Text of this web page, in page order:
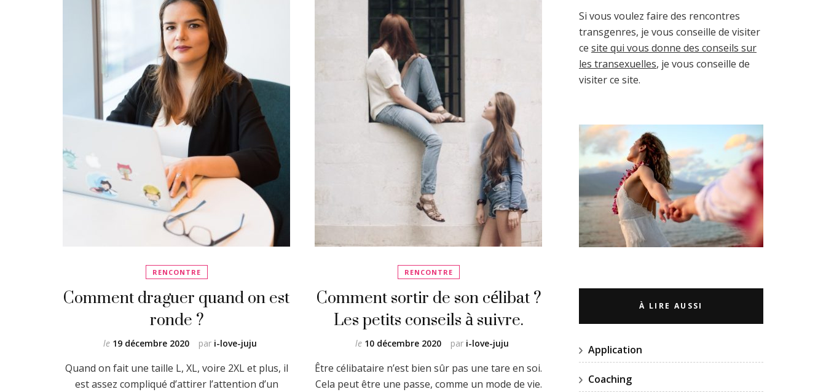
RENCONTRE
Comment draguer quand on est
ronde ?
par i-love-juju
le 19 décembre 2020
Quand on fait une taille L, XL, voire 2XL et plus, il
est assez compliqué d’attirer l’attention d’un
RENCONTRE
Comment sortir de son célibat ?
Les petits conseils à suivre.
par i-love-juju
le 10 décembre 2020
Être célibataire n’est bien sûr pas une tare en soi.
Cela peut être une passe, comme un mode de vie.
Si vous voulez faire des rencontres
transgenres, je vous conseille de visiter
ce site qui vous donne des conseils sur
les transexuelles, je vous conseille de
visiter ce site.
À LIRE AUSSI
Application
Coaching